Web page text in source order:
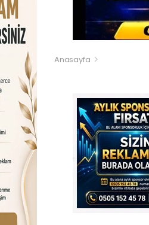
Anasayfa